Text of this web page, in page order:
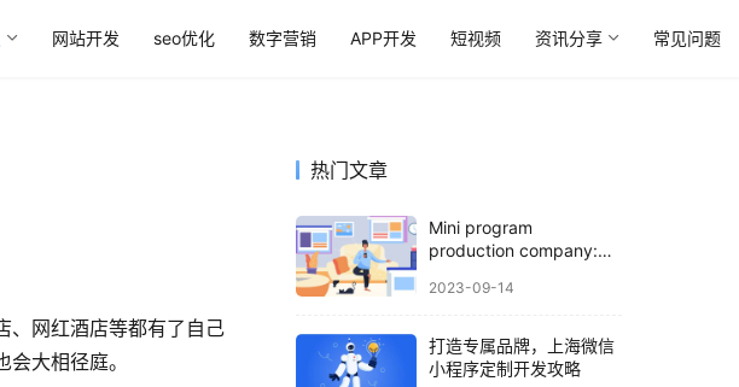
网站开发 seo优化 数字营销 APP开发 短视频 资讯分享 常见问题
、网红酒店等都有了自己
会大相径庭。
热门文章
Mini program
production company:
functions of advertising
2023-09-14
打造专属品牌，上海微信
小程序定制开发攻略